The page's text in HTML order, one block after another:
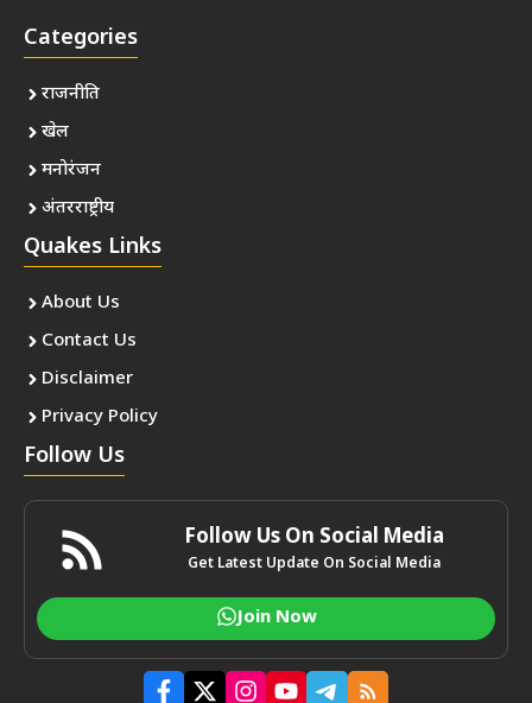
Categories
राजनीति
खेल
मनोरंजन
अंतरराष्ट्रीय
Quakes Links
About Us
Contact Us
Disclaimer
Privacy Policy
Follow Us
Follow Us On Social Media
Get Latest Update On Social Media
Join Now